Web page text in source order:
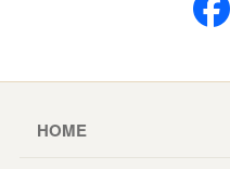
HOME